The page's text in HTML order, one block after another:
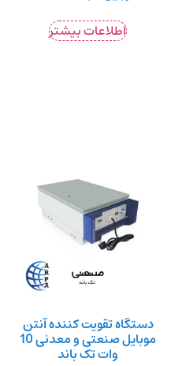
اطلاعات بیشتر
دستگاه تقویت کننده آنتن
موبایل صنعتی و معدنی 10
وات تک باند